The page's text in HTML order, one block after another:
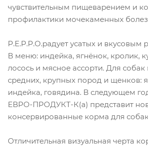
чувствительным пищеварением и
профилактики мочекаменных
P.E.P.P.O.радует усатых и вкусовым
В меню: индейка, ягнёнок, кролик,
лосось и мясное ассорти. Для собак
средних, крупных пород и щенков:
индейка, говядина. В следующем
ЕВРО-ПРОДУКТ-К(а) представит
консервированные корма для
Отличительная визуальная черта